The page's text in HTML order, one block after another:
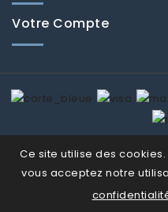
Votre Compte
Ce site utilise des
vous acceptez notre
©